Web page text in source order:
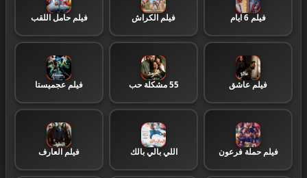
مسرحيات مصرية 12
مسلسلات اجنبية 57
مسلسلات هندية 1
مسلسلات رمضان 2026 39
فيلم 6 ايام فيلم الكراش فيلم حامل اللقب
فيلم عاشق 55 مشكلة حب فيلم عجميستا
فيلم حملة فرعون اللي بالي بالك فيلم العارف